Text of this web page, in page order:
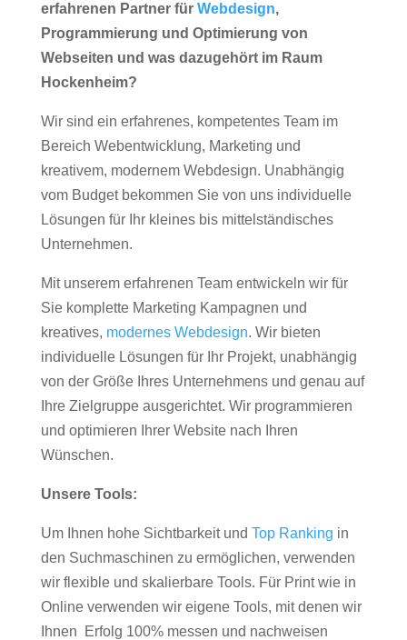
erfahrenen Partner für Webdesign,
Programmierung und Optimierung von
Webseiten und was dazugehört im Raum
Hockenheim?
Wir sind ein erfahrenes, kompetentes Team im
Bereich Webentwicklung, Marketing und
kreativem, modernem Webdesign. Unabhängig
vom Budget bekommen Sie von uns individuelle
Lösungen für Ihr kleines bis mittelständisches
Unternehmen.
Mit unserem erfahrenen Team entwickeln wir für
Sie komplette Marketing Kampagnen und
kreatives, modernes Webdesign. Wir bieten
individuelle Lösungen für Ihr Projekt, unabhängig
von der Größe Ihres Unternehmens und genau auf
Ihre Zielgruppe ausgerichtet. Wir programmieren
und optimieren Ihrer Website nach Ihren
Wünschen.
Unsere Tools:
Um Ihnen hohe Sichtbarkeit und Top Ranking in
den Suchmaschinen zu ermöglichen, verwenden
wir flexible und skalierbare Tools. Für Print wie in
Online verwenden wir eigene Tools, mit denen wir
Ihnen Erfolg 100% messen und nachweisen